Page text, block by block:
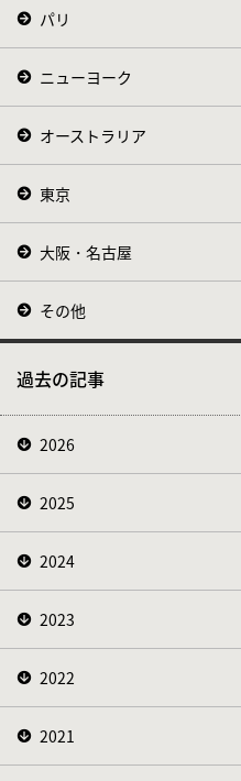
パリ
ニューヨーク
オーストラリア
東京
大阪・名古屋
その他
過去の記事
2026
2025
2024
2023
2022
2021